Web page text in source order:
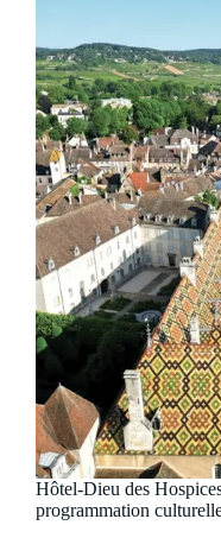
Hôtel-Dieu des
programmation